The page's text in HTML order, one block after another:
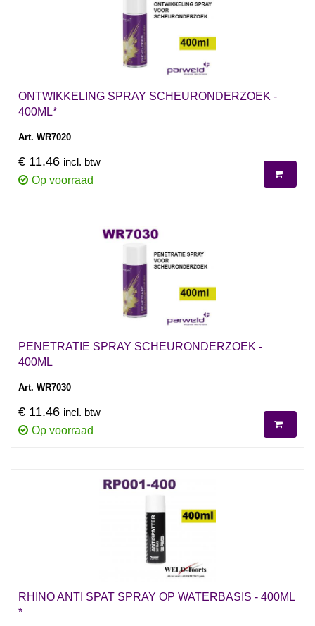
ONTWIKKELING SPRAY SCHEURONDERZOEK -
400ML*
Art. WR7020
€ 11.46 incl. btw
Op voorraad
PENETRATIE SPRAY SCHEURONDERZOEK -
400ML
Art. WR7030
€ 11.46 incl. btw
Op voorraad
RHINO ANTI SPAT SPRAY OP WATERBASIS - 400ML
*